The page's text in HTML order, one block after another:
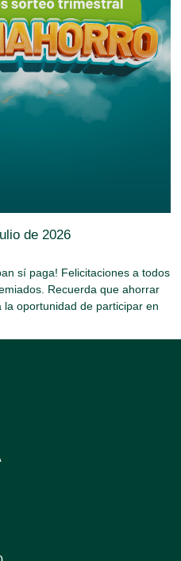
sí paga! Felicitaciones a todos
Recuerda que ahorrar
oportunidad de participar en
de 2026